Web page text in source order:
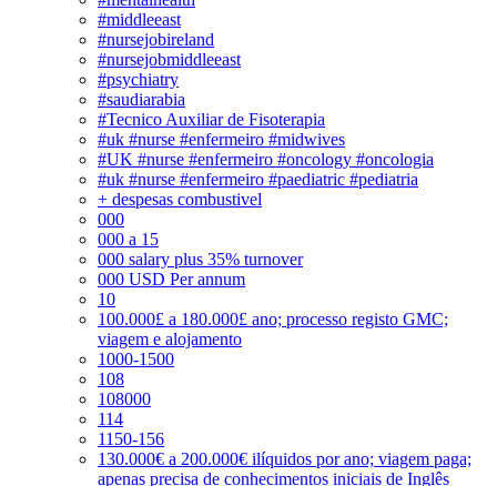
#middleeast
#nursejobireland
#nursejobmiddleeast
#psychiatry
#saudiarabia
#Tecnico Auxiliar de Fisoterapia
#uk #nurse #enfermeiro #midwives
#UK #nurse #enfermeiro #oncology #oncologia
#uk #nurse #enfermeiro #paediatric #pediatria
+ despesas combustivel
000
000 a 15
000 salary plus 35% turnover
000 USD Per annum
10
100.000£ a 180.000£ ano; processo registo GMC;
viagem e alojamento
1000-1500
108
108000
114
1150-156
130.000€ a 200.000€ ilíquidos por ano; viagem paga;
apenas precisa de conhecimentos iniciais de Inglês